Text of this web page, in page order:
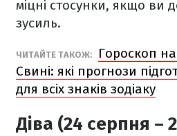
міцні стосунки, якщо ви
зусиль.
ЧИТАЙТЕ ТАКОЖ:
Гороскоп
Свині: які прогнози
для всіх знаків зодіаку
Діва (24 серпня –